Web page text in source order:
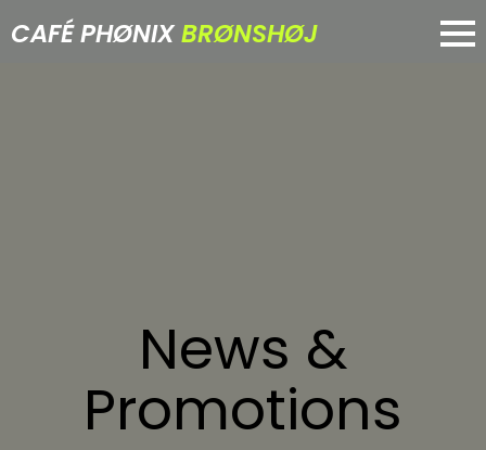
CAFÉ PHØNIXBRØNSHØJ
News &
Promotions